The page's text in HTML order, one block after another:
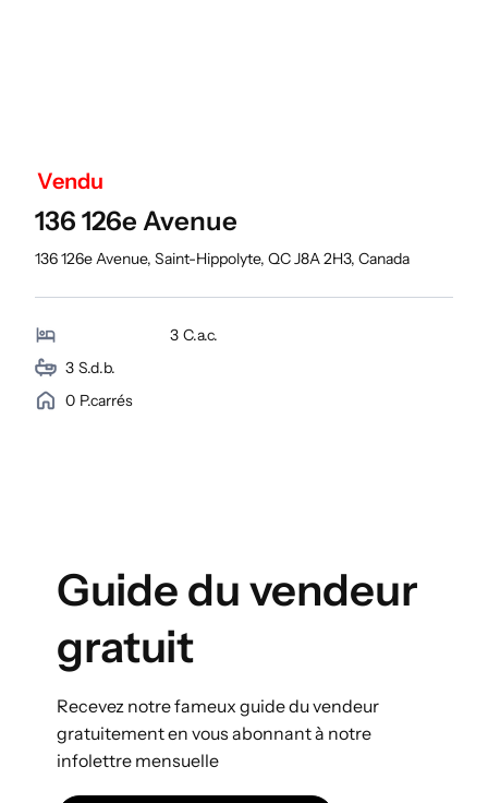
Vendu
136 126e Avenue
136 126e Avenue, Saint-Hippolyte, QC J8A 2H3, Canada
3 C.a.c.
3 S.d.b.
0 P.carrés
Guide du vendeur
gratuit
Recevez notre fameux guide du vendeur
gratuitement en vous abonnant à notre
infolettre mensuelle